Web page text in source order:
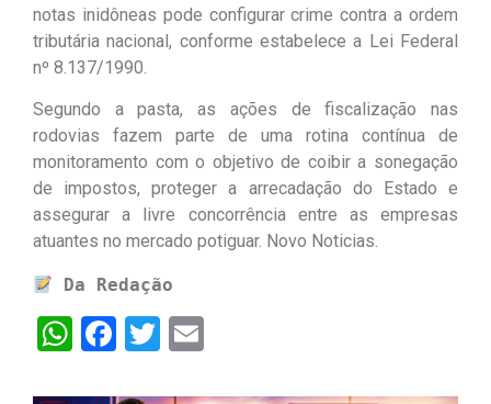
notas inidôneas pode configurar crime contra a ordem
tributária nacional, conforme estabelece a Lei Federal
nº 8.137/1990.
Segundo a pasta, as ações de fiscalização nas
rodovias fazem parte de uma rotina contínua de
monitoramento com o objetivo de coibir a sonegação
de impostos, proteger a arrecadação do Estado e
assegurar a livre concorrência entre as empresas
atuantes no mercado potiguar. Novo Noticias.
Da Redação
WhatsApp
Facebook
Twitter